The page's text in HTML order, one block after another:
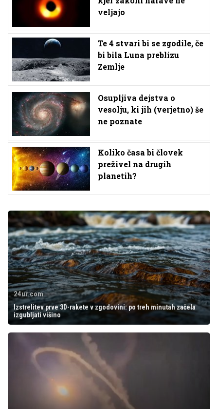
veljajo
Te 4 stvari bi se zgodile, če
bi bila Luna preblizu
Zemlje
Osupljiva dejstva o
vesolju, ki jih (verjetno) še
ne poznate
Koliko časa bi človek
preživel na drugih
planetih?
24ur.com
Izstrelitev prve 3D-rakete v zgodovini: po treh minutah začela
izgubljati višino